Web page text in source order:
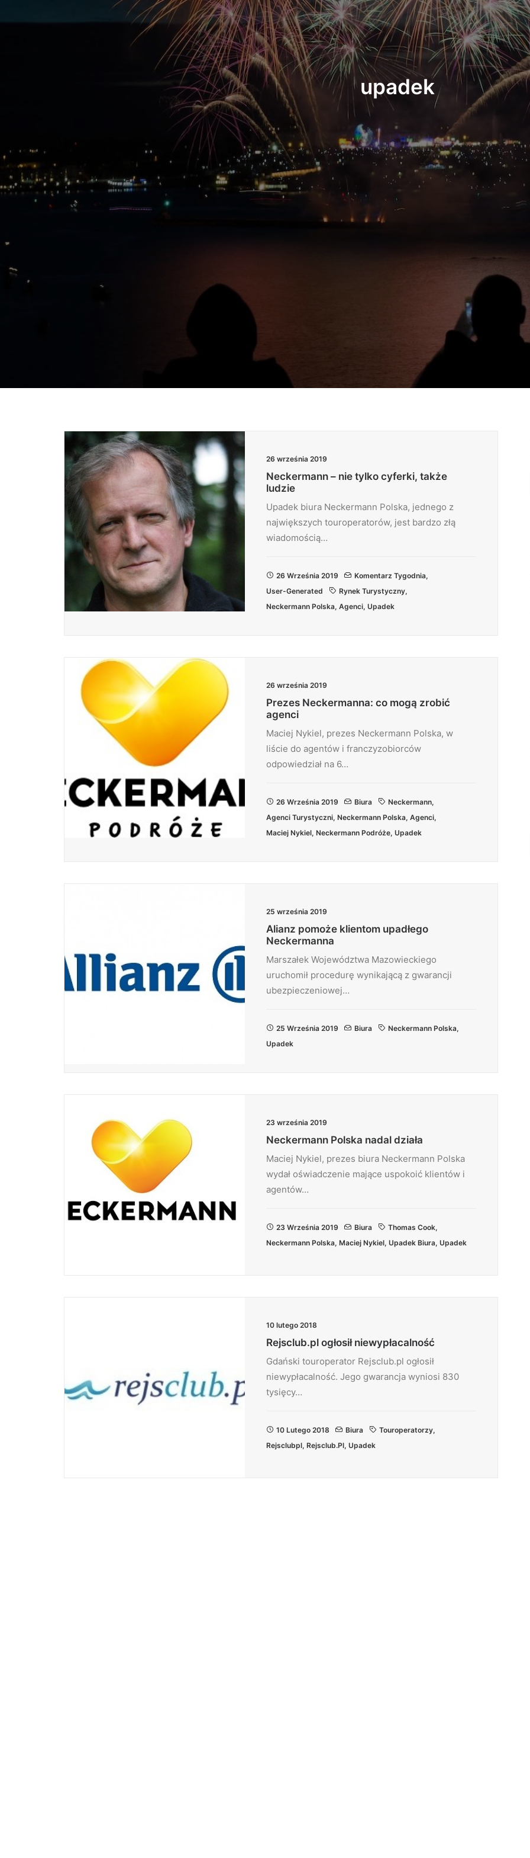
upadek
26 września 2019
Neckermann – nie tylko cyferki, także
ludzie
Upadek biura Neckermann Polska, jednego z
największych touroperatorów, jest bardzo złą
wiadomością…
26 Września 2019 Komentarz Tygodnia,
User-Generated
Rynek Turystyczny,
Neckermann Polska, Agenci, Upadek
26 września 2019
Prezes Neckermanna: co mogą zrobić
agenci
Maciej Nykiel, prezes Neckermann Polska, w
liście do agentów i franczyzobiorców
odpowiedział na 6…
26 Września 2019 Biura Neckermann,
Agenci Turystyczni, Neckermann Polska, Agenci,
Maciej Nykiel, Neckermann Podróże, Upadek
25 września 2019
Alianz pomoże klientom upadłego
Neckermanna
Marszałek Województwa Mazowieckiego
uruchomił procedurę wynikającą z gwarancji
ubezpieczeniowej…
25 Września 2019 Biura Neckermann Polska,
Upadek
23 września 2019
Neckermann Polska nadal działa
Maciej Nykiel, prezes biura Neckermann Polska
wydał oświadczenie mające uspokoić klientów i
agentów…
23 Września 2019 Biura Thomas Cook,
Neckermann Polska, Maciej Nykiel, Upadek Biura, Upadek
10 lutego 2018
Rejsclub.pl ogłosił niewypłacalność
Gdański touroperator Rejsclub.pl ogłosił
niewypłacalność. Jego gwarancja wyniosi 830
tysięcy…
10 Lutego 2018 Biura Touroperatorzy,
Rejsclubpl, Rejsclub.pl, Upadek